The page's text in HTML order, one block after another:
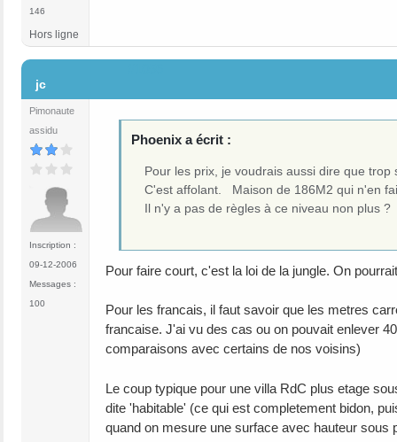
146
Hors ligne
jc
Pimonaute
assidu
Inscription :
09-12-2006
Messages :
100
Phoenix a écrit :
Pour les prix, je voudrais aussi dire que
C'est affolant. Maison de 186M2 qui n'en
Il n'y a pas de règles à ce niveau non plus ?
Pour faire court, c'est la loi de la jungle. On
Pour les francais, il faut savoir que les metres
francaise. J'ai vu des cas ou on pouvait enlever
comparaisons avec certains de nos voisins)
Le coup typique pour une villa RdC plus etage
dite 'habitable' (ce qui est completement bidon,
quand on mesure une surface avec hauteur sous